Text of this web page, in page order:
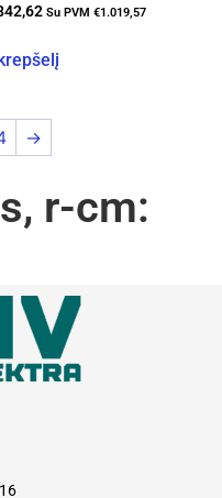
Su PVM €1.019,57
→
r-cm: